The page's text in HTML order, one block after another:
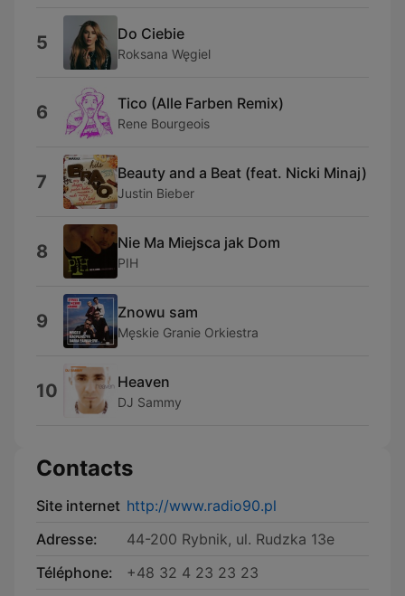
5 Do Ciebie
Roksana Węgiel
6 Tico (Alle Farben Remix)
Rene Bourgeois
7 Beauty and a Beat (feat. Nicki Minaj)
Justin Bieber
8 Nie Ma Miejsca jak Dom
PIH
9 Znowu sam
Męskie Granie Orkiestra
10 Heaven
DJ Sammy
Contacts
Site internet http://www.radio90.pl
Adresse:
44-200 Rybnik, ul. Rudzka 13e
Téléphone:
+48 32 4 23 23 23